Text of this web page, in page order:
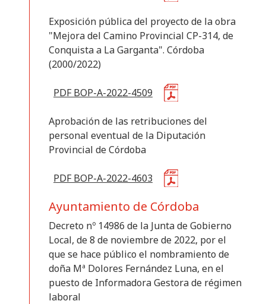
Exposición pública del proyecto de la obra
"Mejora del Camino Provincial CP-314, de
Conquista a La Garganta". Córdoba
(2000/2022)
PDF BOP-A-2022-4509
Aprobación de las retribuciones del
personal eventual de la Diputación
Provincial de Córdoba
PDF BOP-A-2022-4603
Ayuntamiento de Córdoba
Decreto nº 14986 de la Junta de Gobierno
Local, de 8 de noviembre de 2022, por el
que se hace público el nombramiento de
doña Mª Dolores Fernández Luna, en el
puesto de Informadora Gestora de régimen
laboral